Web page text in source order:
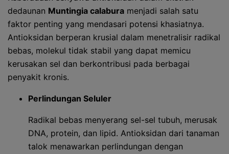
dedaunan Muntingia calabura menjadi salah satu
faktor penting yang mendasari potensi khasiatnya.
Antioksidan berperan krusial dalam menetralisir radikal
bebas, molekul tidak stabil yang dapat memicu
kerusakan sel dan berkontribusi pada berbagai
penyakit kronis.
Perlindungan Seluler
Radikal bebas menyerang sel-sel tubuh, merusak
DNA, protein, dan lipid. Antioksidan dari tanaman
talok menawarkan perlindungan dengan